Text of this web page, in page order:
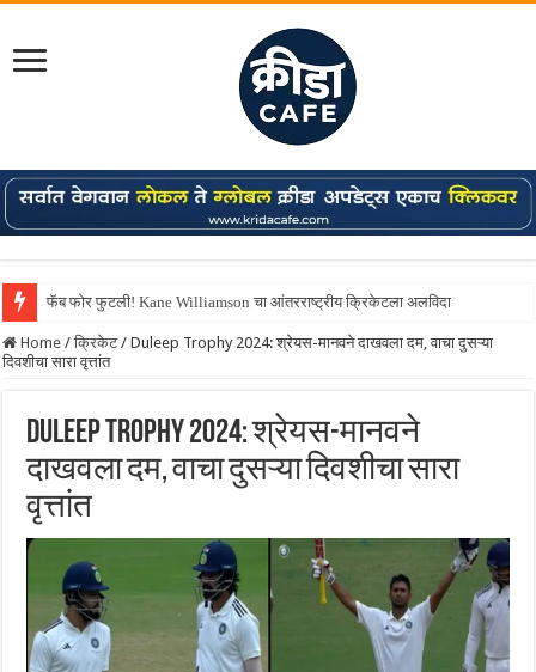
फॅब फोर फुटली! Kane Williamson चा आंतरराष्ट्रीय क्रिकेटला अलविदा
Home / क्रिकेट / Duleep Trophy 2024: श्रेयस-मानवने दाखवला दम, वाचा दुसऱ्या
दिवशीचा सारा वृत्तांत
Duleep Trophy 2024: श्रेयस-मानवने
दाखवला दम, वाचा दुसऱ्या दिवशीचा सारा
वृत्तांत